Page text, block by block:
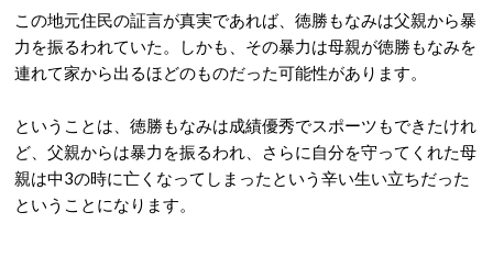
この地元住民の証言が真実であれば、徳勝もなみは父親から暴
力を振るわれていた。しかも、その暴力は母親が徳勝もなみを
連れて家から出るほどのものだった可能性があります。
ということは、徳勝もなみは成績優秀でスポーツもできたけれ
ど、父親からは暴力を振るわれ、さらに自分を守ってくれた母
親は中3の時に亡くなってしまったという辛い生い立ちだった
ということになります。